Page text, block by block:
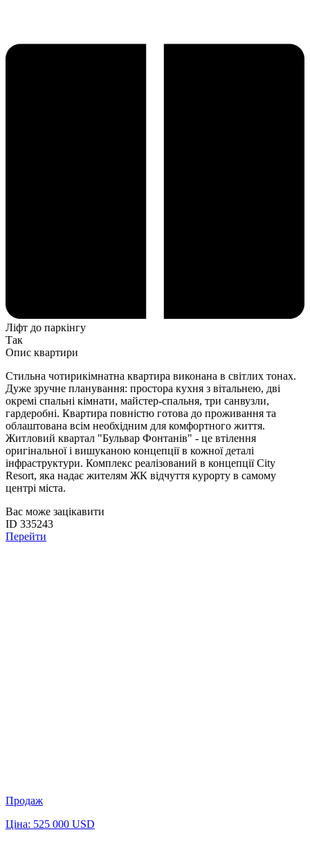
Ліфт до паркінгу
Так
Опис квартири
Стильна чотирикімнатна квартира виконана в світлих тонах.
Дуже зручне планування: простора кухня з вітальнею, дві
окремі спальні кімнати, майстер-спальня, три санвузли,
гардеробні. Квартира повністю готова до проживання та
облаштована всім необхідним для комфортного життя.
Житловий квартал "Бульвар Фонтанів" - це втілення
оригінальної і вишуканою концепції в кожної деталі
інфраструктури. Комплекс реалізований в концепції City
Resort, яка надає жителям ЖК відчуття курорту в самому
центрі міста.
Вас може зацікавити
ID 335243
Перейти
Продаж
Ціна: 525 000 USD